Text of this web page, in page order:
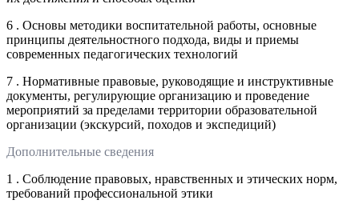
6 . Основы методики воспитательной работы, основные
принципы деятельностного подхода, виды и приемы
современных педагогических технологий
7 . Нормативные правовые, руководящие и инструктивные
документы, регулирующие организацию и проведение
мероприятий за пределами территории образовательной
организации (экскурсий, походов и экспедиций)
Дополнительные сведения
1 . Соблюдение правовых, нравственных и этических норм,
требований профессиональной этики